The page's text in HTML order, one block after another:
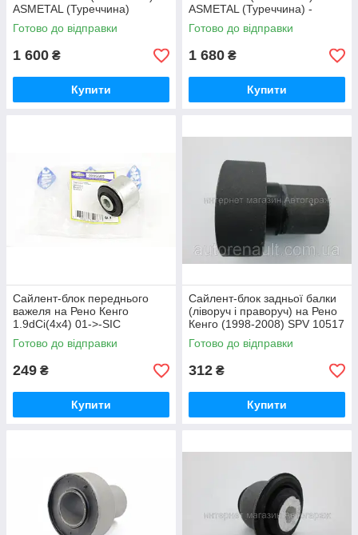
ASMETAL (Туреччина)
30RN2001
Готово до відправки
1 600 ₴
Купити
ASMETAL (Туреччина) -
30RN2000
Готово до відправки
1 680 ₴
Купити
Сайлент-блок переднього
важеля на Рено Кенго
1.9dCi(4x4) 01->-SIC
(Франція) 4005502
Готово до відправки
249 ₴
Купити
Сайлент-блок задньої балки
(ліворуч і праворуч) на Рено
Кенго (1998-2008) SPV 10517
Готово до відправки
312 ₴
Купити